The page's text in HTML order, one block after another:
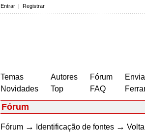
Entrar | Registrar
Temas
Novidades
Autores
Top
Fórum
FAQ
Fórum
Fórum → Identificação de fontes →